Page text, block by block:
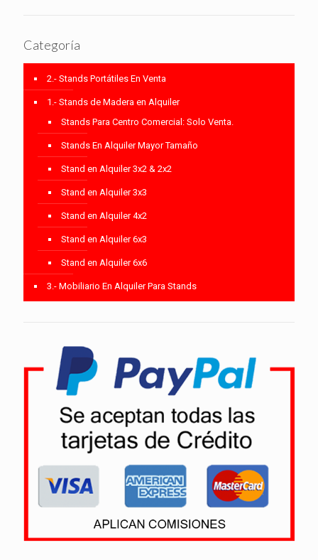
Categoría
2.- Stands Portátiles En Venta
1.- Stands de Madera en Alquiler
Stands Para Centro Comercial: Solo Venta.
Stands En Alquiler Mayor Tamaño
Stand en Alquiler 3x2 & 2x2
Stand en Alquiler 3x3
Stand en Alquiler 4x2
Stand en Alquiler 6x3
Stand en Alquiler 6x6
3.- Mobiliario En Alquiler Para Stands